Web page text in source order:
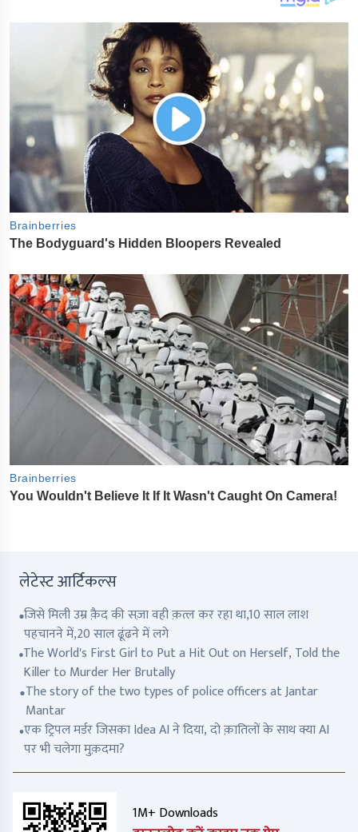
लेटेस्ट आर्टिकल्स
जिसे मिली उम्र क़ैद की सज़ा वही क़त्ल कर रहा था,10 साल लाश
पहचानने में,20 साल ढूंढने में लगे
The World's First Girl to Put a Hit Out on Herself, Told the
Killer to Murder Her Brutally
The story of the two types of police officers at Jantar
Mantar
एक ट्रिपल मर्डर जिसका Idea AI ने दिया, दो क़ातिलों के साथ क्या AI
पर भी चलेगा मुक़दमा?
1M+ Downloads